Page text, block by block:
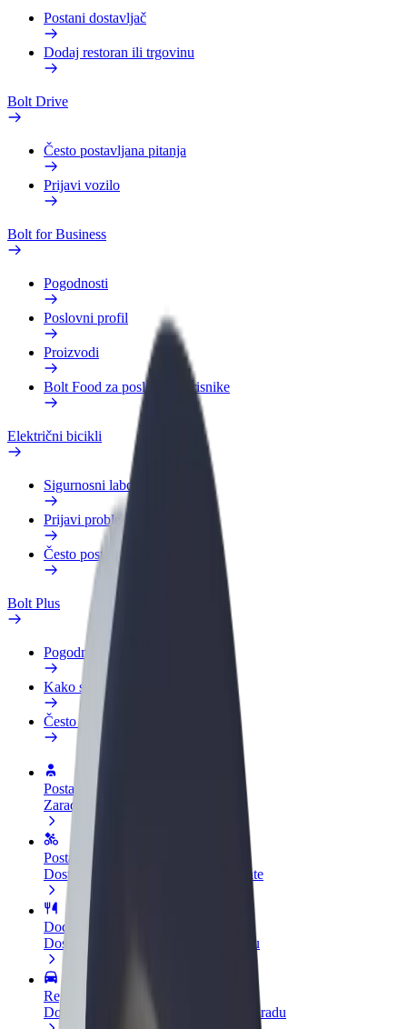
Postani dostavljač
Dodaj restoran ili trgovinu
Bolt Drive
Često postavljana pitanja
Prijavi vozilo
Bolt for Business
Pogodnosti
Poslovni profil
Proizvodi
Bolt Food za poslovne korisnike
Električni bicikli
Sigurnosni laboratorij
Prijavi problem
Često postavljana pitanja
Bolt Plus
Pogodnosti
Kako se pridružiti
Često postavljana pitanja
Postani vozač
Zarađuj po vlastitim uvjetima
Postani dostavljač
Dostavljaj hranu i primaj tjedne isplate
Dodaj restoran ili trgovinu
Dosegni više kupaca i povećaj zaradu
Registriraj se kao vlasnik flote
Dodaj svoju flotu na Bolt i povećaj zaradu